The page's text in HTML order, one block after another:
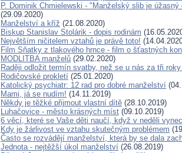
P. Dominik Chmielewski - "Manželský slib je
(29.09.2020)
Manželství a kříž (21.08.2020)
Biskup Stanislav Stolárik - dopis rodinám
Největším ničitelem vztahů je právě toto!
Film Sňatky z tlakového hrnce - film o šťastných
MODLITBA manželů (29.02.2020)
Raději odložit termín svatby, než se u nás za tři
Rodičovské prokletí (25.01.2020)
Katolický psychiatr: 12 rad pro dobré manželství
Mami, já se nudím! (14.11.2019)
Někdy je těžké přijmout vlastní dítě (28.10.2019)
Luhačovice - město krásných míst (09.10.2019)
6 věcí, které se Vaše děti naučí, když v neděli
Kdy je žárlivost ve vztahu skutečným problémem
Často se rozvádějí manželství, která by se dala
Jednota - nejtěžší úkol manželství (26.08.2019)